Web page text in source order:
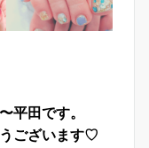
平田です。
ございます♡